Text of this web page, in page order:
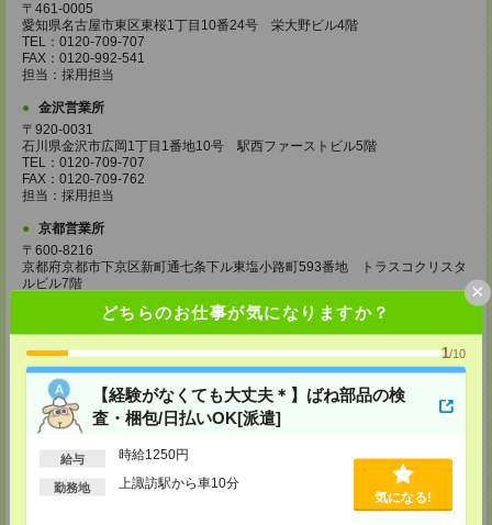
どちらのお仕事が気になりますか？
1/10
【経験がなくても大丈夫＊】ばね部品の検
査・梱包/日払いOK[派遣]
給与 時給1250円
勤務地
上諏訪駅から車10分
気になる!
×
〒461-0005
愛知県名古屋市東区東桜1丁目10番24号 栄大野ビル4階
TEL：0120-709-707
FAX：0120-992-541
担当：採用担当
金沢営業所
〒920-0031
石川県金沢市広岡1丁目1番地10号 駅西ファーストビル5階
TEL：0120-709-707
FAX：0120-709-762
担当：採用担当
京都営業所
〒600-8216
京都府京都市下京区新町通七条下ル東塩小路町593番地 トラスコクリスタ
ルビル7階
FAX：0120-709-751
担当：採用担当
大阪営業所
〒530-0017
大阪府大阪市北区角田町8番1号 大阪梅田ツインタワーズ・ノース34階
TEL：0120-995-985
FAX：0120-992-568
担当：採用担当
神戸営業所